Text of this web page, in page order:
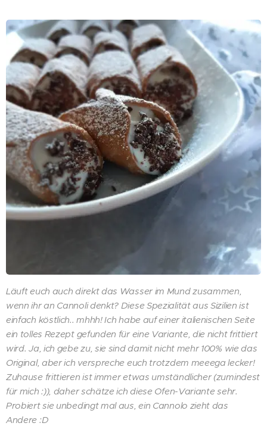
Läuft euch auch direkt das Wasser im Mund zusammen,
wenn ihr an Cannoli denkt? Diese Spezialität aus Sizilien ist
einfach köstlich.. mhhh! Ich habe auf einer italienischen Seite
ein tolles Rezept gefunden für eine Variante, die nicht frittiert
wird. Ja, ich gebe zu, sie sind damit nicht mehr 100% wie das
Original, aber ich verspreche euch trotzdem meeega lecker!
Zuhause frittieren ist immer etwas umständlicher (zumindest
für mich :)), daher schätze ich diese Ofen-Variante sehr.
Probiert sie unbedingt mal aus, ein Cannolo zieht das
Andere :D